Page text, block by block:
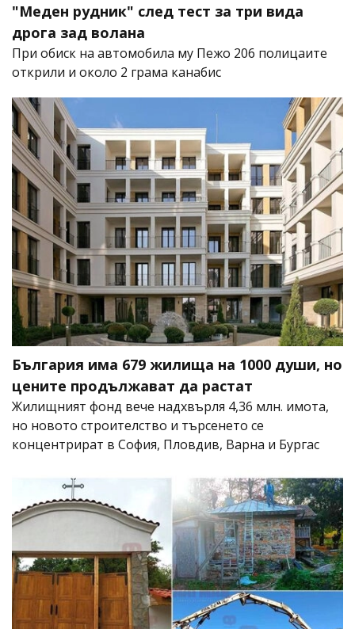
"Меден рудник" след тест за три вида
дрога зад волана
При обиск на автомобила му Пежо 206 полицаите
открили и около 2 грама канабис
България има 679 жилища на 1000 души, но
цените продължават да растат
Жилищният фонд вече надхвърля 4,36 млн. имота,
но новото строителство и търсенето се
концентрират в София, Пловдив, Варна и Бургас